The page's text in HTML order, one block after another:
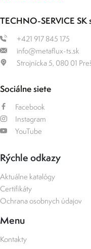
TECHNO-SERVICE SK
+421 917 845 175
info@metaflux-ts.sk
Strojnícka 5, 080 01
Sociálne siete
Facebook
Instagram
YouTube
Rýchle odkazy
Aktuálne katalógy
Certifikáty
Ochrana osobnych údajov
Menu
Kontakty